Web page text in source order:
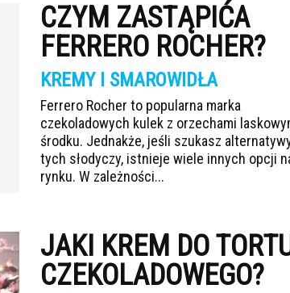
CZYM ZASTĄPIĆA
FERRERO ROCHER?
KREMY I SMAROWIDŁA
Ferrero Rocher to popularna marka
czekoladowych kulek z orzechami
środku. Jednakże, jeśli szukasz
tych słodyczy, istnieje wiele innych opcji
rynku. W zależności...
JAKI KREM DO
CZEKOLADOWEGO?